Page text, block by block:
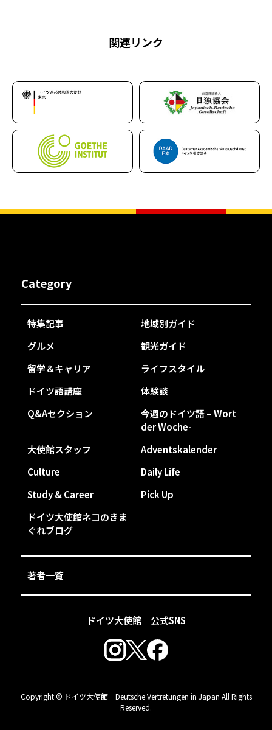
関連リンク
ドイツ大使館 公式SNS
Category
特集記事
地域別ガイド
グルメ
観光ガイド
留学＆キャリア
ライフスタイル
ドイツ語講座
体験談
Q&Aセクション
今週のドイツ語 – Wort
der Woche-
大使館スタッフ
Adventskalender
Culture
Daily Life
Study & Career
Pick Up
ドイツ大使館ネコのきま
ぐれブログ
著者一覧
Copyright © ドイツ大使館 Deutsche Vertretungen in Japan All Rights
Reserved.